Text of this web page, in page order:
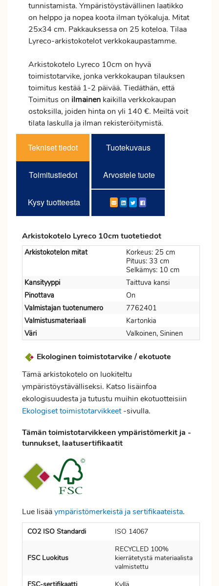
tunnistamista. Ympäristöystävällinen laatikko
on helppo ja nopea koota ilman työkaluja. Mitat
25x34 cm. Pakkauksessa on 25 koteloa. Tilaa
Lyreco-arkistokotelot verkkokaupastamme.
Arkistokotelo Lyreco 10cm on hyvä
toimistotarvike, jonka verkkokaupan tilauksen
toimitus kestää 1-2 päivää. Tiedäthän, että
Toimitus on ilmainen kaikilla verkkokaupan
ostoksilla, joiden hinta on yli 140 €. Meiltä voit
tilata laskulla ja ilman rekisteröitymistä.
Tekniset tiedot Tuotekuvaus
Toimitustiedot Arvostele tuote
Kysy tuotteesta
Arkistokotelo Lyreco 10cm tuotetiedot
Arkistokotelon mitat
Korkeus: 25 cm
Pituus: 33 cm
Selkämys: 10 cm
Kansityyppi
Taittuva kansi
Pinottava
On
Valmistajan tuotenumero
7762401
Valmistusmateriaali
Kartonkia
Väri
Valkoinen, Sininen
Ekologinen toimistotarvike / ekotuote
Tämä arkistokotelo on luokiteltu
ympäristöystävälliseksi. Katso lisäinfoa
ekologisuudesta ja tutustu muihin ekotuotteisiin
Ekologiset toimistotarvikkeet-sivulla.
Tämän toimistotarvikkeen ympäristömerkit ja -
tunnukset, laatusertifikaatit
Lue lisääympäristömerkeistä ja sertifikaateista.
CO2 ISO Standardi ISO 14067
FSC Luokitus
RECYCLED 100%
kierrätetystä materiaalista
valmistettu